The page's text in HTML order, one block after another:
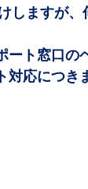
ますが、
ト窓口の
応につき